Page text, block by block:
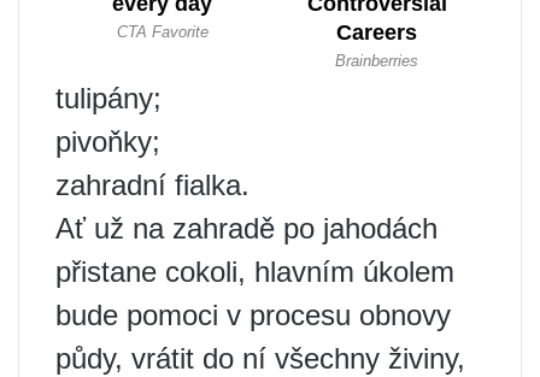
tulipány;
pivoňky;
zahradní fialka.
Ať už na zahradě po jahodách
přistane cokoli, hlavním úkolem
bude pomoci v procesu obnovy
půdy, vrátit do ní všechny živiny,